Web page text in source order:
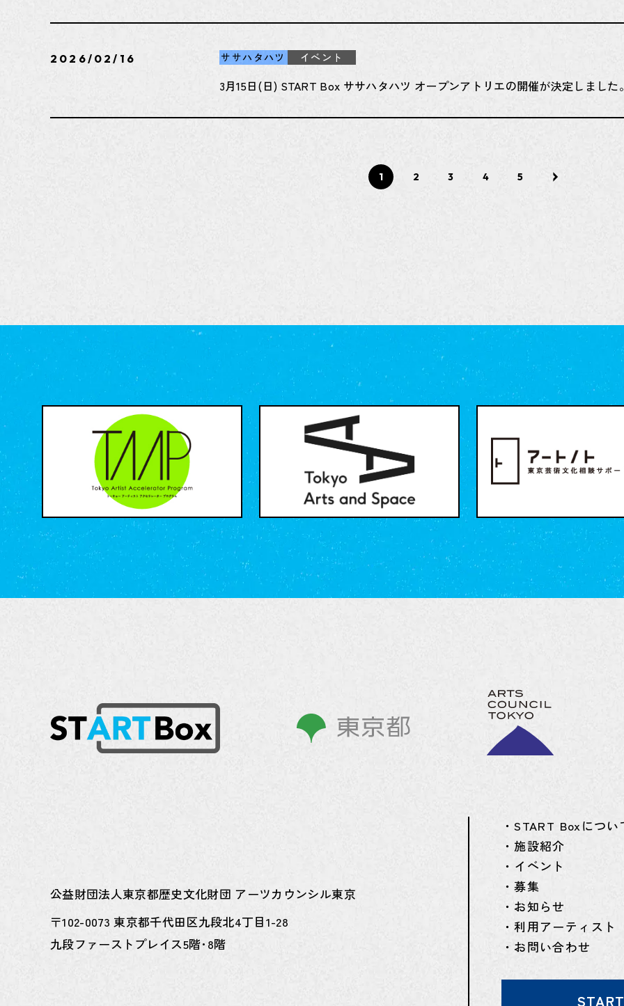
2026/02/16 ササハタハツ イベント
3月15日(日) START Box ササハタハツ オープンアトリエの開催が決定しました
1 2 3 4 5
公益財団法人東京都歴史文化財団 アーツカウンシル東京
〒102-0073 東京都千代田区九段北4丁目1-28
九段ファーストプレイス5階･8階
・START Boxについ
・施設紹介
・イベント
・募集
・お知らせ
・利用アーティスト
・お問い合わせ